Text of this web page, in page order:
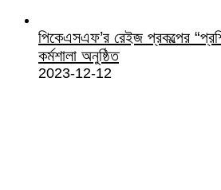
পিকেএসএফ’র রেইজ প্রকল্পের
কর্মশালা অনুষ্ঠিত
2023-12-12